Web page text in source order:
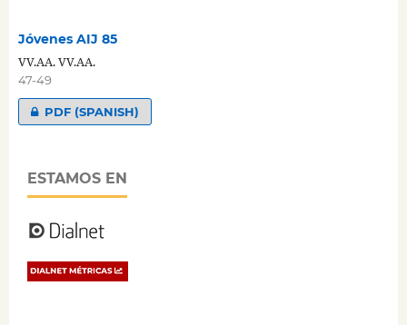
Jóvenes AIJ 85
VV.AA. VV.AA.
47-49
PDF (SPANISH)
ESTAMOS EN